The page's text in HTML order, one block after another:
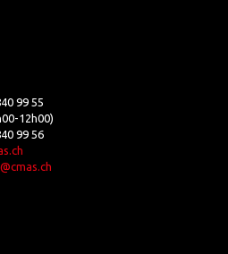
99 55
12h00)
99 56